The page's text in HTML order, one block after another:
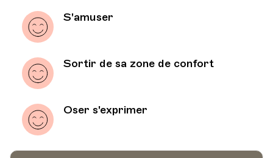
S'amuser
Sortir de sa zone de confort
Oser s'exprimer